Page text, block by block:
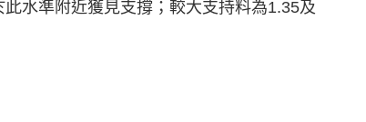
水準附近獲見支撐；較大支持料為1.35及